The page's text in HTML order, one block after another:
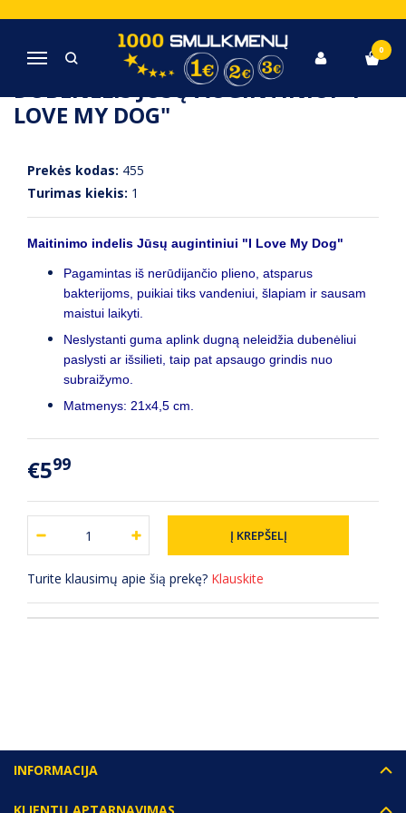
Navigacija
0
Pagrindinis
Gyvūnų prekės
Dubenėlis Jūsų augintiniui "I Love My Dog"
DUBENĖLIS JŪSŲ AUGINTINIUI "I
LOVE MY DOG"
Prekės kodas: 455
Turimas kiekis: 1
Maitinimo indelis Jūsų augintiniui "I Love My Dog"
Pagamintas iš nerūdijančio plieno, atsparus
bakterijoms, puikiai tiks vandeniui, šlapiam ir sausam
maistui laikyti.
Neslystanti guma aplink dugną neleidžia dubenėliui
paslysti ar išsilieti, taip pat apsaugo grindis nuo
subraižymo.
Matmenys: 21x4,5 cm.
€599
Turite klausimų apie šią prekę? Klauskite
INFORMACIJA